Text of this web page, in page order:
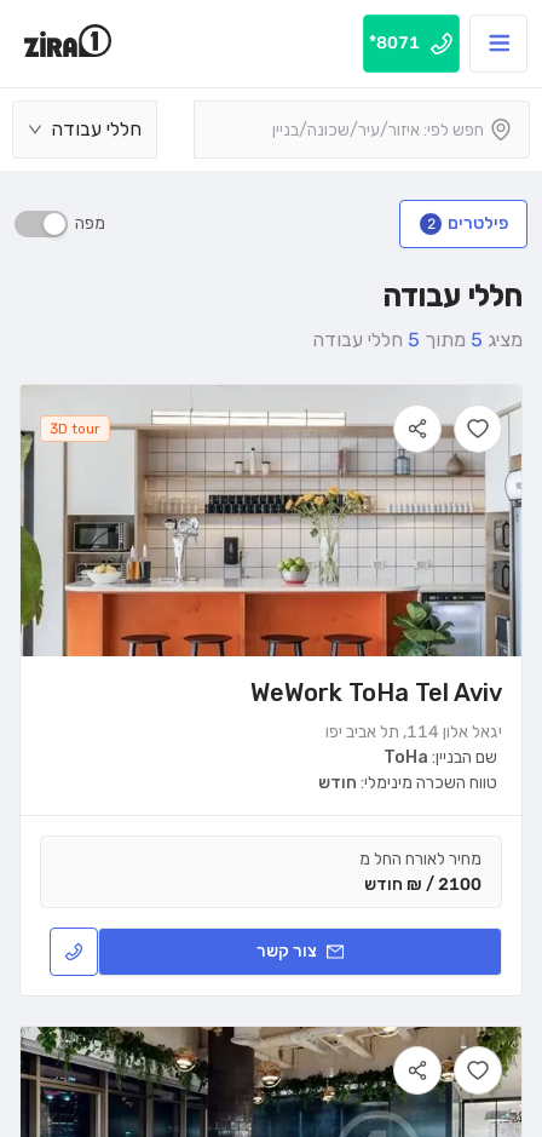
8071*
חללי עבודה
פילטרים 2 מפה
חללי עבודה
מציג 5 מתוך 5 חללי עבודה
3D tour
WeWork ToHa Tel Aviv
יגאל אלון 114, תל אביב יפו
שם הבניין: ToHa
טווח השכרה מינימלי: חודש
מחיר לאורח החל מ
2100 / ₪ חודש
צור קשר